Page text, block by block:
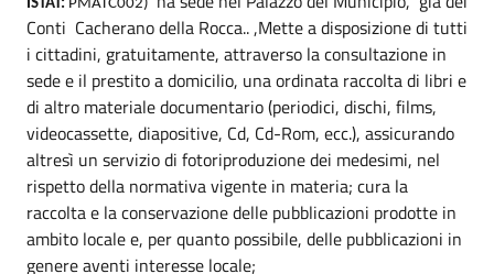
ISTAT: PMATC002)
Conti Cacherano della Rocca.. ,Mette a disposizione di tutti
i cittadini, gratuitamente, attraverso la consultazione in
sede e il prestito a domicilio, una ordinata raccolta di libri e
di altro materiale documentario (periodici, dischi, films,
videocassette, diapositive, Cd, Cd-Rom, ecc.), assicurando
altresì un servizio di fotoriproduzione dei medesimi, nel
rispetto della normativa vigente in materia; cura la
raccolta e la conservazione delle pubblicazioni prodotte in
ambito locale e, per quanto possibile, delle pubblicazioni in
genere aventi interesse locale;